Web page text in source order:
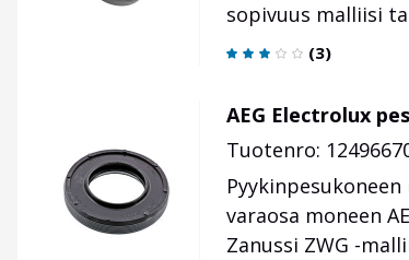
sopivuus malliisi
(3)
AEG Electrolux
Tuotenro:
varaosa moneen
Zanussi ZWG -